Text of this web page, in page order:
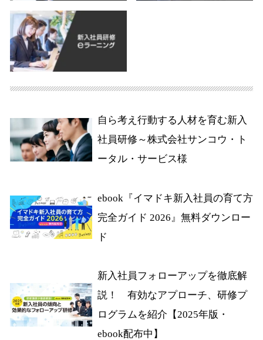
自ら考え行動する人材を育む新入
社員研修～株式会社サンコウ・ト
ータル・サービス様
ebook『イマドキ新入社員の育て方
完全ガイド 2026』無料ダウンロー
ド
新入社員フォローアップを徹底解
説！ 有効なアプローチ、研修プ
ログラムを紹介【2025年版・
ebook配布中】